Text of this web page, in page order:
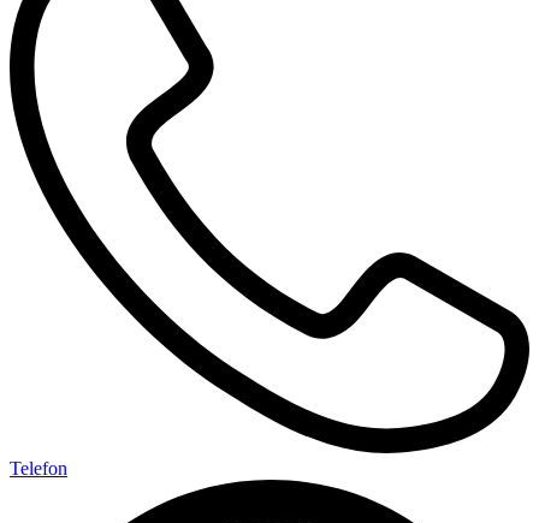
Telefon